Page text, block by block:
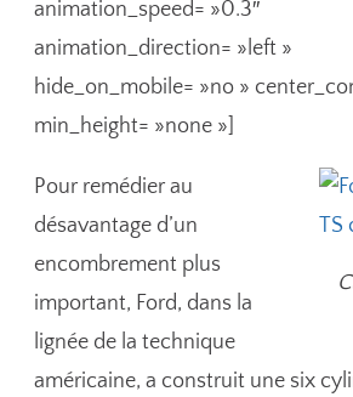
animation_speed= »0.3″
animation_direction= »left »
hide_on_mobile= »no »
min_height= »none »]
Pour remédier au
désavantage d’un
encombrement plus
important, Ford, dans la
lignée de la technique
américaine, a construit une six